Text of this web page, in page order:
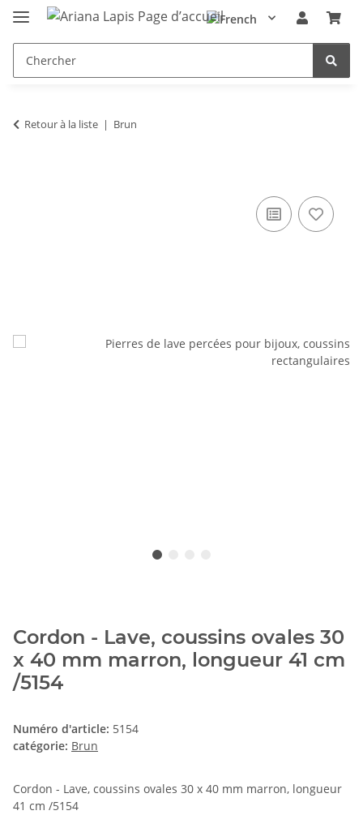
Retour à la liste Brun
Cordon - Lave, coussins ovales 30
x 40 mm marron, longueur 41 cm
/5154
Numéro d'article: 5154
catégorie: Brun
Cordon - Lave, coussins ovales 30 x 40 mm marron, longueur
41 cm /5154